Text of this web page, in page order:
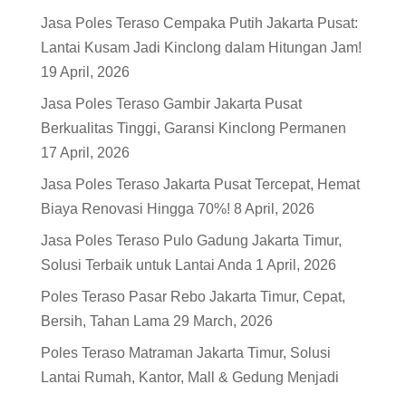
Jasa Poles Teraso Cempaka Putih Jakarta Pusat:
Lantai Kusam Jadi Kinclong dalam Hitungan Jam!
19 April, 2026
Jasa Poles Teraso Gambir Jakarta Pusat
Berkualitas Tinggi, Garansi Kinclong Permanen
17 April, 2026
Jasa Poles Teraso Jakarta Pusat Tercepat, Hemat
Biaya Renovasi Hingga 70%! 8 April, 2026
Jasa Poles Teraso Pulo Gadung Jakarta Timur,
Solusi Terbaik untuk Lantai Anda 1 April, 2026
Poles Teraso Pasar Rebo Jakarta Timur, Cepat,
Bersih, Tahan Lama 29 March, 2026
Poles Teraso Matraman Jakarta Timur, Solusi
Lantai Rumah, Kantor, Mall & Gedung Menjadi